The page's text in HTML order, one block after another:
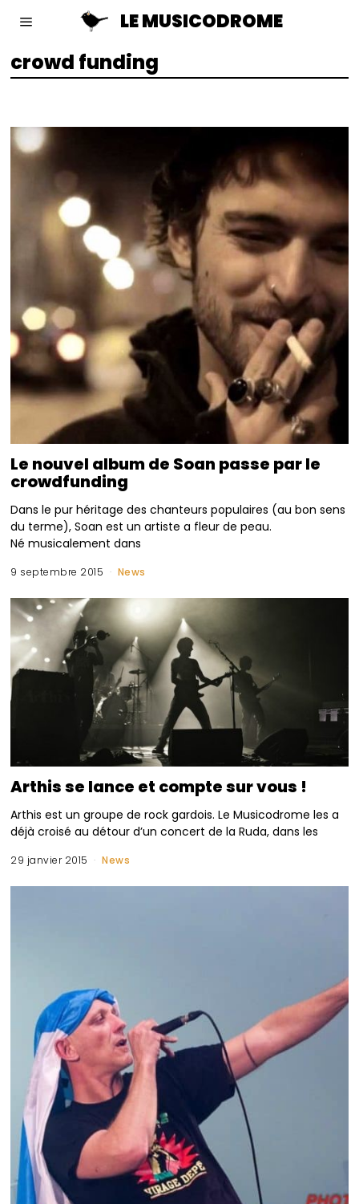
LE MUSICODROME
crowd funding
Le nouvel album de Soan passe par le
crowdfunding
Dans le pur héritage des chanteurs populaires (au bon sens
du terme), Soan est un artiste a fleur de peau.
Né musicalement dans
9 septembre 2015 News
Arthis se lance et compte sur vous !
Arthis est un groupe de rock gardois. Le Musicodrome les a
déjà croisé au détour d’un concert de la Ruda, dans les
29 janvier 2015 News